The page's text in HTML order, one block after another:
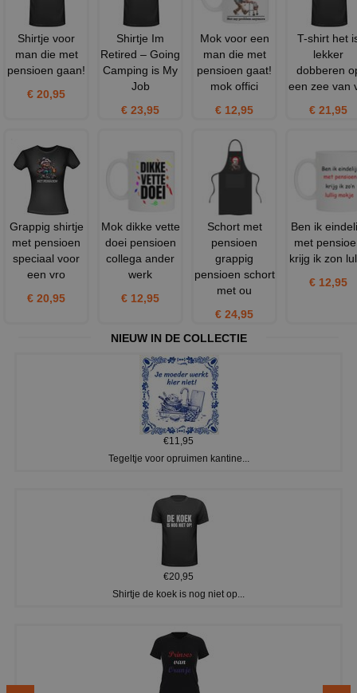
Shirtje voor
man die met
pensioen gaan!
€ 20,95
Shirtje Im
Retired – Going
Camping is My
Job
€ 23,95
Mok voor een
man die met
pensioen gaat!
mok offici
€ 12,95
T-shirt het
lekker
dobberen
een zee van
€ 21,95
Grappig shirtje
met pensioen
speciaal voor
een vro
€ 20,95
Mok dikke vette
doei pensioen
collega ander
werk
€ 12,95
Schort met
pensioen
grappig
pensioen schort
met ou
€ 24,95
Ben ik
met
krijg ik zon
€ 12,95
NIEUW IN DE COLLECTIE
€11,95
Tegeltje voor opruimen kantine...
€20,95
Shirtje de koek is nog niet op...